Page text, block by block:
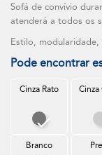
Sofá de convívio
atenderá a todos os
Estilo,
Pode encontrar
Cinza Rato
Cinza Rato
Cinza
Branco